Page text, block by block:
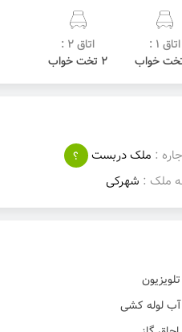
اتاق 1 :
اتاق 2 :
2 تخت خواب
: ملک دربست ؟
ملک : شهرکی
تلویزیون
آب لوله کشی